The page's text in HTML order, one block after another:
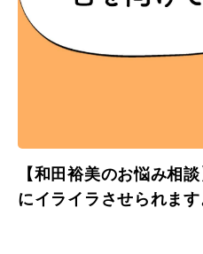
【和田裕美のお悩み相
にイライラさせられます